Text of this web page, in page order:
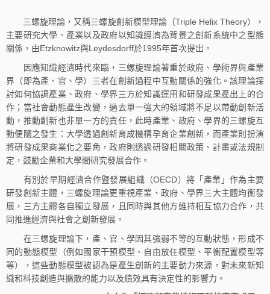
三螺旋理論，又稱三螺旋創新模型理論（Triple Helix Theory），
主要研究大學、產業以及政府以知識經濟為背景之創新系統中之型態
關係，由Etzknowitz與Leydesdorff於1995年首次提出。
因應知識經濟時代來臨，三螺旋理論著重於政府、學術界與產業
界（即為產、官、學）三者在創新過程中互動關係的強化。該理論探
討如何協調產業、政府、學界三方於知識運用和研發成果產出上的合
作；當社會動態產生改變，過去單一強大的領域將不足以帶動創新活
動，推動創新也非單一方的責任，此時產業、政府、學界的三螺旋互
動便隨之發生：大學透過創新育成機構孕育企業創新，而產業則扮演
將研發成果商業化之要角，政府則透過研發相關政策、計畫或法規制
定，鼓勵企業和大學間研究發展合作。
有別於早期經濟合作暨發展組織（OECD）將「產業」作為主要
研發創新主體，三螺旋理論更重視產業、政府、學界三大主體均衡發
展，三方主體各自獨立發展，且同時與其他方維持相互協力合作，共
同推進經濟與社會之創新發展。
在三螺旋理論下，產、官、學因其強弱不等的互動狀態，形成不
同的動態模型（例如國家干預模型、自由放任模型、平衡配置模型等
等），這些動態模型被認為是產生創新的主要動力來源，對未來新知
識和科技創造與擴散的能力以及績效具有決定性的影響力。